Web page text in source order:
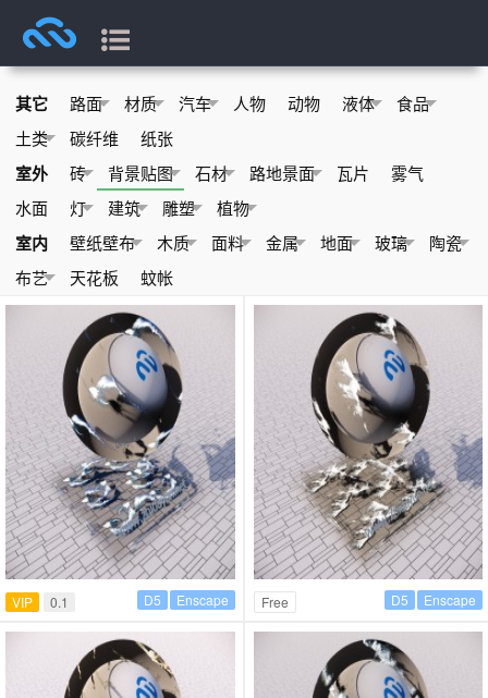
其它 路面 材质 汽车 人物 动物 液体
食品
土类
碳纤维 纸张
室外 砖 背景贴图 石材 路地景面 瓦片
雾气
水面
灯 建筑 雕塑 植物
室内 壁纸壁布 木质 面料 金属 地面 玻璃
陶瓷
布艺
天花板 蚊帐
VIP 0.1 Enscape
D5 Free Enscape
D5